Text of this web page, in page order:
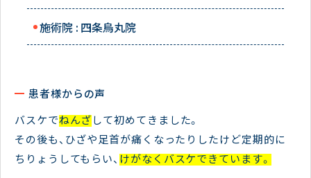
施術院 : 四条烏丸院
患者様からの声
バスケでねんざして初めてきました。
その後も、ひざや足首が痛くなったりしたけど定期的に
ちりょうしてもらい、 けがなくバスケできています。